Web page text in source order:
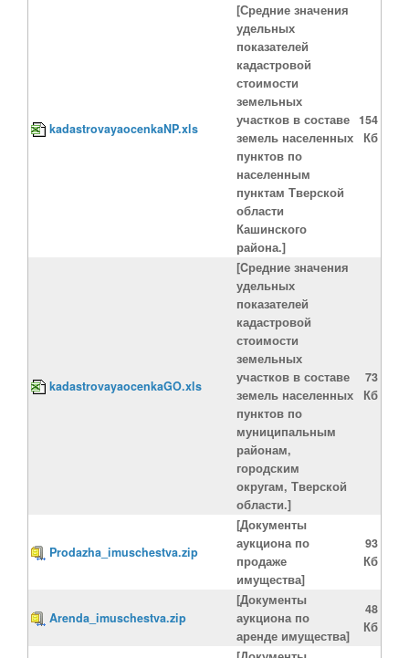
kadastrovayaocenkaNP.xls
[Средние значения
удельных
показателей
кадастровой
стоимости
земельных
участков в составе
земель населенных
пунктов по
населенным
пунктам Тверской
области
Кашинского
района.]
154
Кб
kadastrovayaocenkaGO.xls
[Cредние значения
удельных
показателей
кадастровой
стоимости
земельных
участков в составе
земель населенных
пунктов по
муниципальным
районам,
городским
округам, Тверской
области.]
73
Кб
Prodazha_imuschestva.zip
[Документы
аукциона по
продаже
имущества]
93
Кб
Arenda_imuschestva.zip
[Документы
аукциона по
аренде имущества]
48
Кб